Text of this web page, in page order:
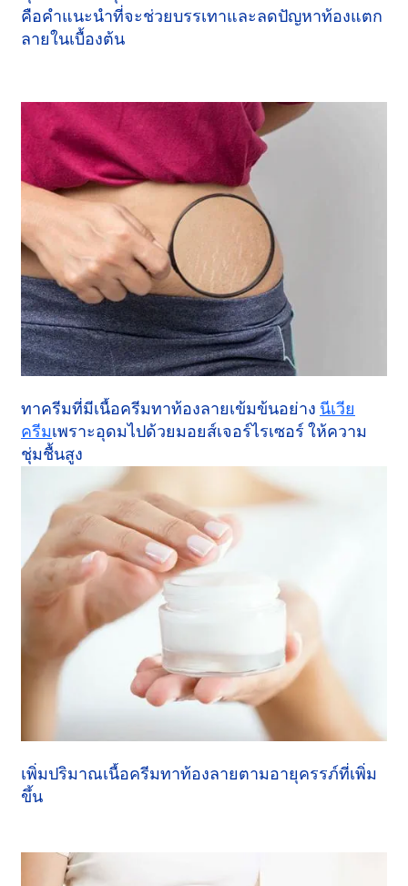
คือคำแนะนำที่จะช่วยบรรเทาและลดปัญหาท้องแตก
ลายในเบื้องต้น
ทาครีมที่มีเนื้อครีมทาท้องลายเข้มข้นอย่าง นีเวีย
ครีมเพราะอุดมไปด้วยมอยส์เจอร์ไรเซอร์ ให้ความ
ชุ่มชื้นสูง
เพิ่มปริมาณเนื้อครีมทาท้องลายตามอายุครรภ์ที่เพิ่ม
ขึ้น